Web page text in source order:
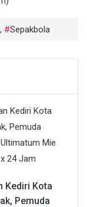
, Sepakbola
Kediri Kota
Pemuda